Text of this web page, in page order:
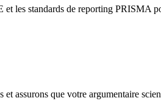
les standards de reporting PRISMA
assurons que votre argumentaire